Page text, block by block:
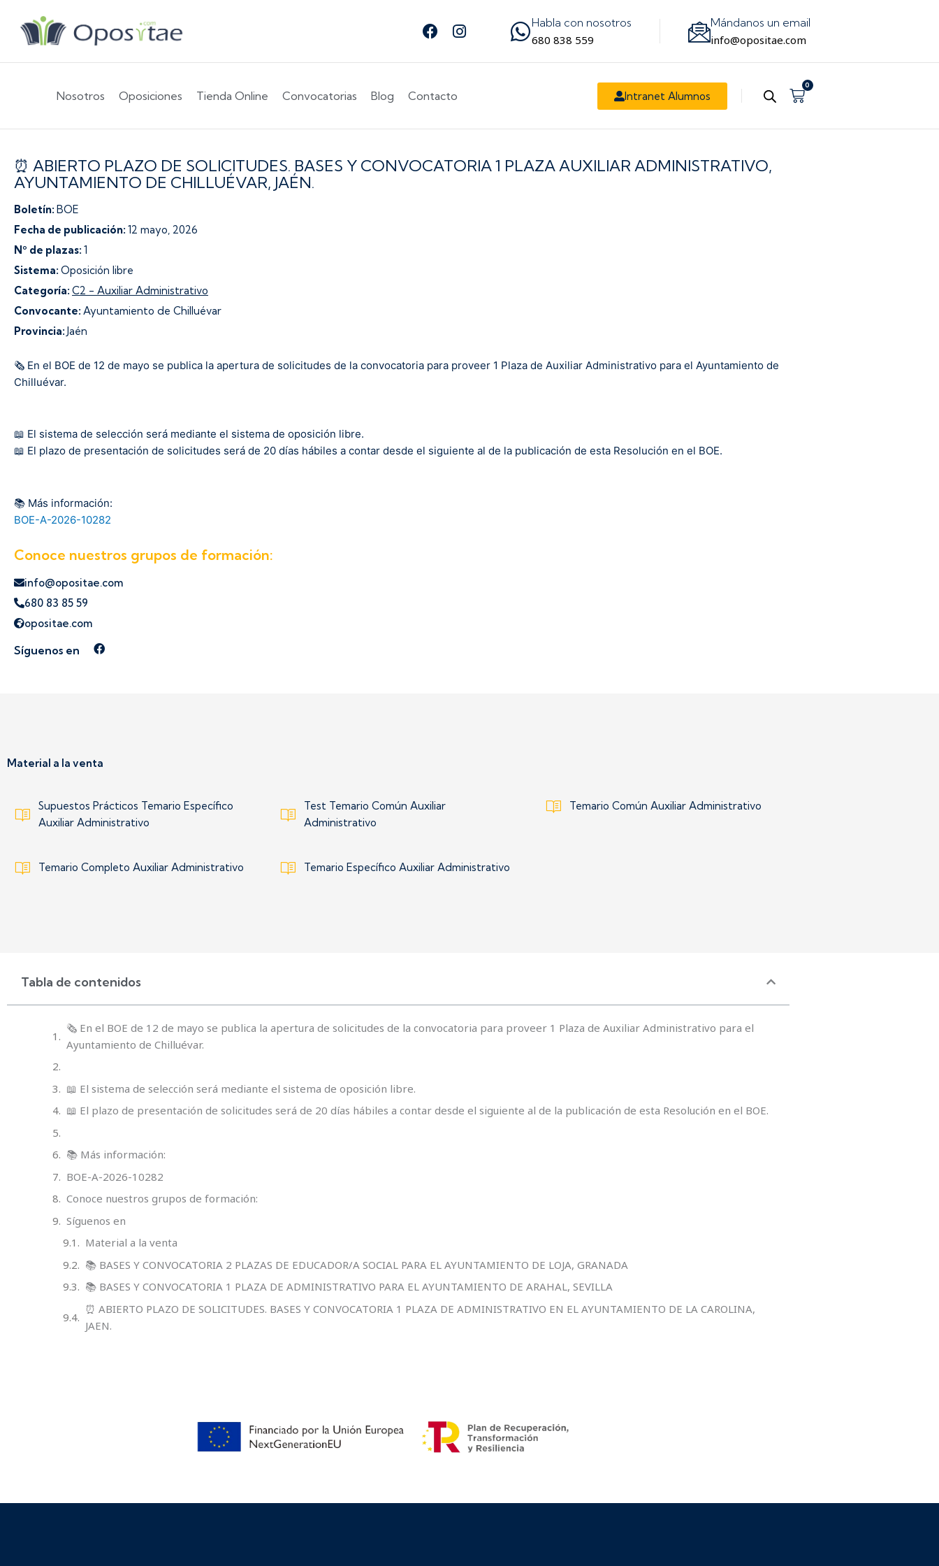
Facebook
Síguenos en Facebook
Instagram
Síguenos en Instagram
Habla con nosotros
680 838 559
Mándanos un email
info@opositae.com
Nosotros Oposiciones Tienda Online Convocatorias Blog Contacto Intranet Alumnos
0
Carrito
⏰ ABIERTO PLAZO DE SOLICITUDES. BASES Y CONVOCATORIA 1 PLAZA AUXILIAR ADMINISTRATIVO,
AYUNTAMIENTO DE CHILLUÉVAR, JAÉN.
Boletín: BOE
Fecha de publicación: 12 mayo, 2026
Nº de plazas: 1
Sistema: Oposición libre
Categoría: C2 - Auxiliar Administrativo
Convocante: Ayuntamiento de Chilluévar
Provincia: Jaén
🗞️ En el BOE de 12 de mayo se publica la apertura de solicitudes de la convocatoria para proveer 1 Plaza de Auxiliar Administrativo para el Ayuntamiento de
Chilluévar.
📖 El sistema de selección será mediante el sistema de oposición libre.
📖 El plazo de presentación de solicitudes será de 20 días hábiles a contar desde el siguiente al de la publicación de esta Resolución en el BOE.
📚 Más información:
BOE-A-2026-10282
Conoce nuestros grupos de formación:
info@opositae.com
680 83 85 59
opositae.com
Síguenos en Síguenos en Facebook
Material a la venta
Supuestos Prácticos Temario Específico
Auxiliar Administrativo
Test Temario Común Auxiliar
Administrativo
Temario Común Auxiliar Administrativo
Temario Completo Auxiliar Administrativo Temario Específico Auxiliar Administrativo
Tabla de contenidos
🗞️ En el BOE de 12 de mayo se publica la apertura de solicitudes de la convocatoria para proveer 1 Plaza de Auxiliar Administrativo para el
Ayuntamiento de Chilluévar.
📖 El sistema de selección será mediante el sistema de oposición libre.
📖 El plazo de presentación de solicitudes será de 20 días hábiles a contar desde el siguiente al de la publicación de esta Resolución en el BOE.
📚 Más información:
BOE-A-2026-10282
Conoce nuestros grupos de formación:
Síguenos en
Material a la venta
📚 BASES Y CONVOCATORIA 2 PLAZAS DE EDUCADOR/A SOCIAL PARA EL AYUNTAMIENTO DE LOJA, GRANADA
📚 BASES Y CONVOCATORIA 1 PLAZA DE ADMINISTRATIVO PARA EL AYUNTAMIENTO DE ARAHAL, SEVILLA
⏰ ABIERTO PLAZO DE SOLICITUDES. BASES Y CONVOCATORIA 1 PLAZA DE ADMINISTRATIVO EN EL AYUNTAMIENTO DE LA CAROLINA,
JAEN.